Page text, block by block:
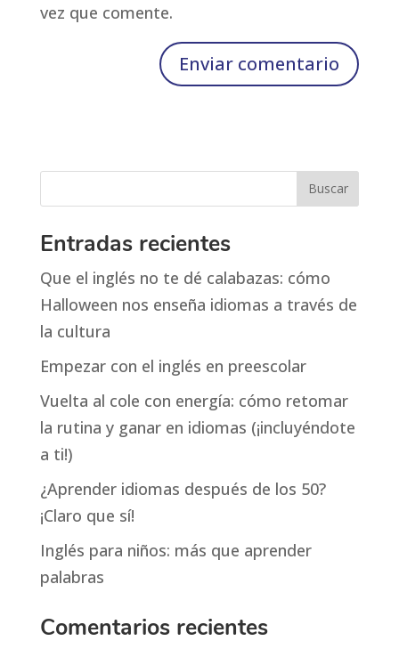
vez que comente.
Entradas recientes
Que el inglés no te dé calabazas: cómo
Halloween nos enseña idiomas a través de
la cultura
Empezar con el inglés en preescolar
Vuelta al cole con energía: cómo retomar
la rutina y ganar en idiomas (¡incluyéndote
a ti!)
¿Aprender idiomas después de los 50?
¡Claro que sí!
Inglés para niños: más que aprender
palabras
Comentarios recientes